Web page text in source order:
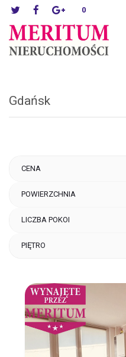
0
Gdańsk
CENA
POWIERZCHNIA
LICZBA POKOI
PIĘTRO